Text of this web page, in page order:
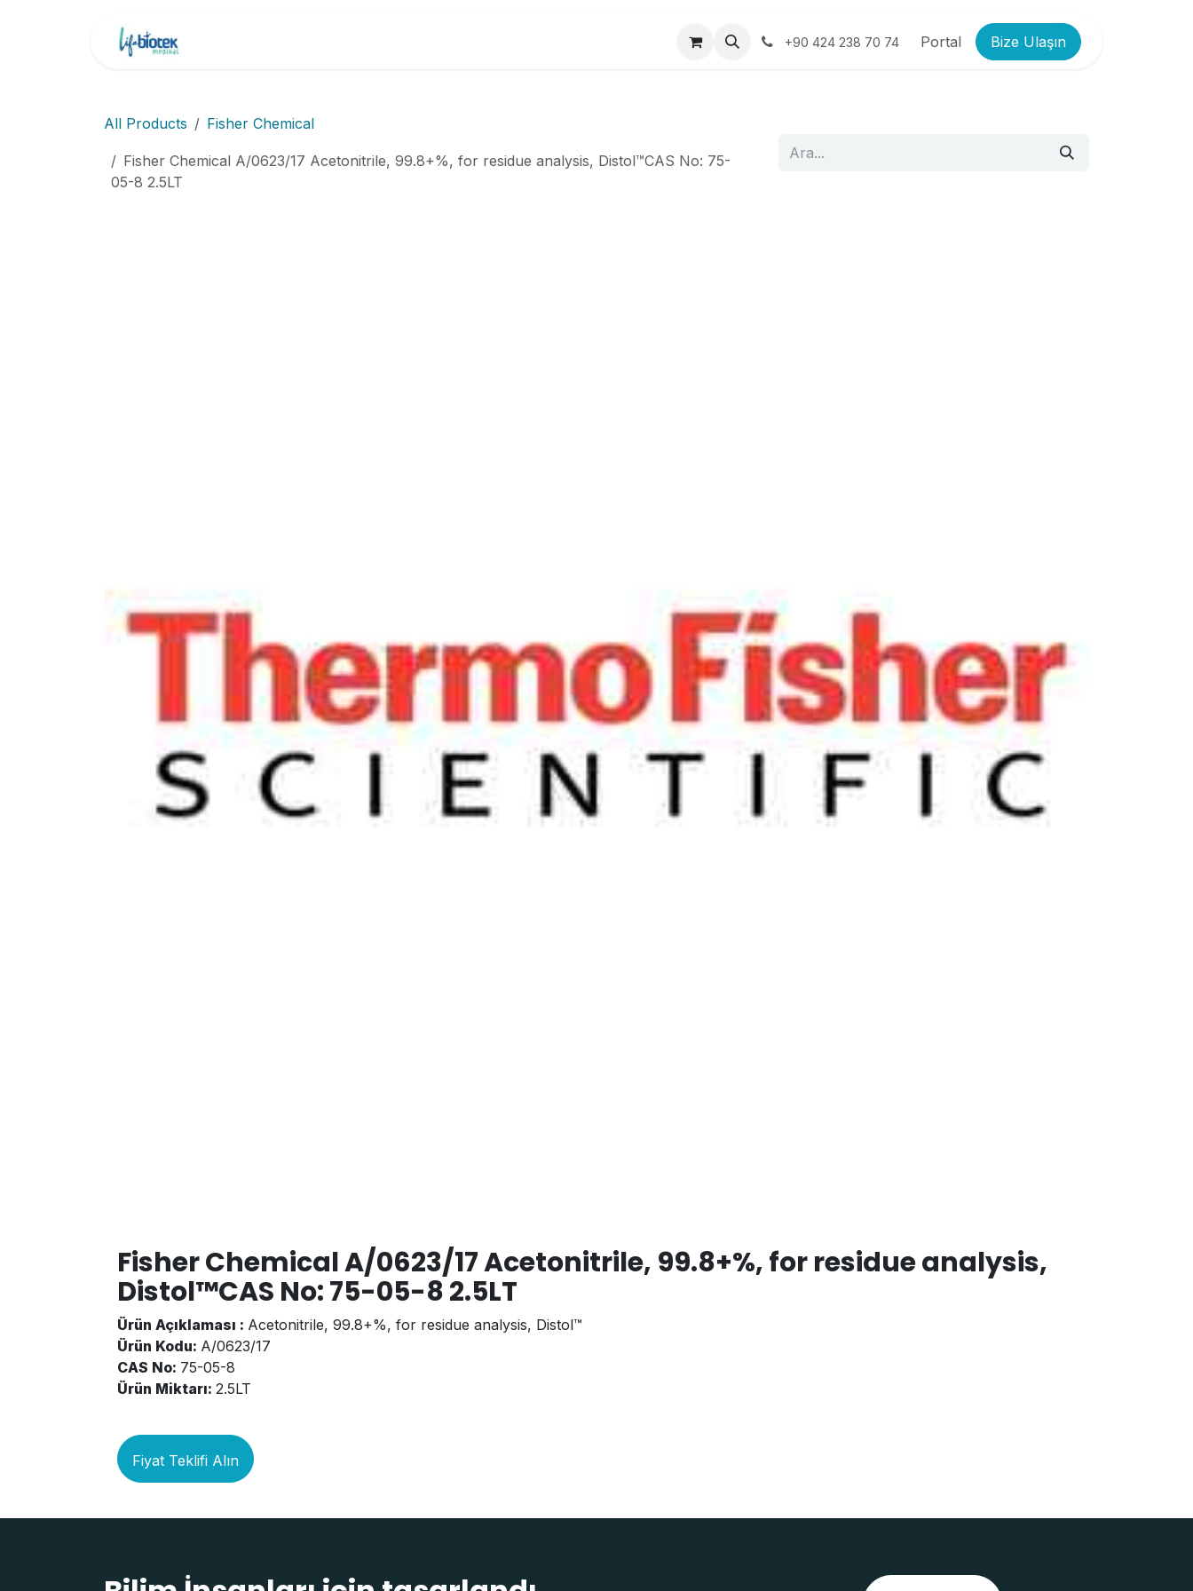
+90 424 238 70 74 Portal Bize Ulaşın
All Products Fisher Chemical
Fisher Chemical A/0623/17 Acetonitrile, 99.8+%, for residue analysis, Distol™CAS No: 75-
05-8 2.5LT
Fisher Chemical A/0623/17 Acetonitrile, 99.8+%, for residue analysis,
Distol™CAS No: 75-05-8 2.5LT
Ürün Açıklaması : Acetonitrile, 99.8+%, for residue analysis, Distol™
Ürün Kodu: A/0623/17
CAS No: 75-05-8
Ürün Miktarı: 2.5LT
Fiyat Teklifi Alın